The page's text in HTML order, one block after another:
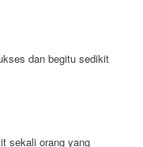
dan begitu sedikit
sekali orang yang